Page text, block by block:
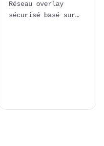
Réseau overlay
sécurisé basé sur